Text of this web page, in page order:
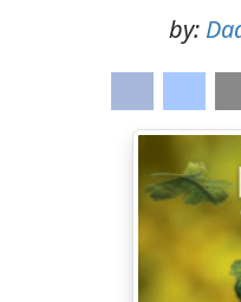
by: